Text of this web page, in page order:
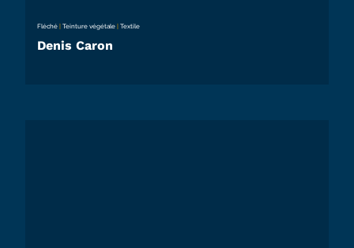
Fléché |Teinture végétale |Textile
Denis Caron